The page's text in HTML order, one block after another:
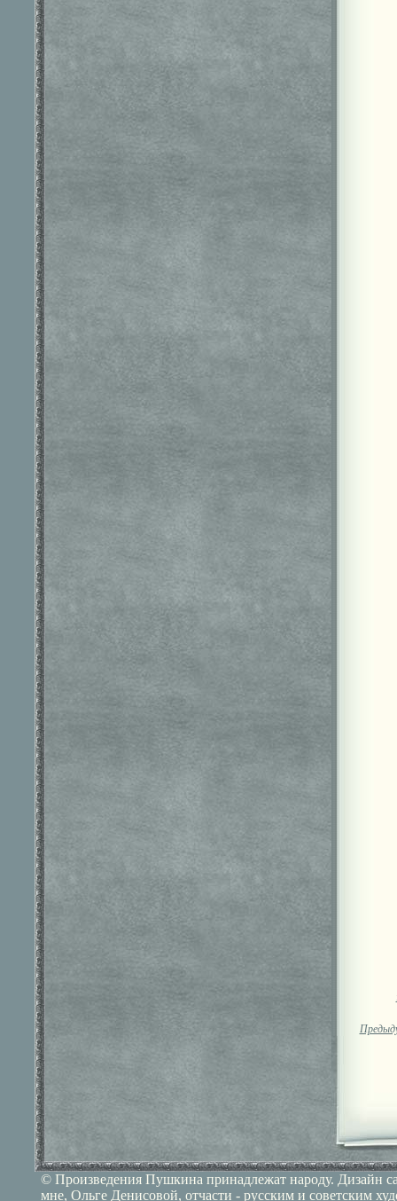
© Произведения Пушкина принадлежат народу. Дизайн
мне, Ольге Денисовой, отчасти - русским и советским